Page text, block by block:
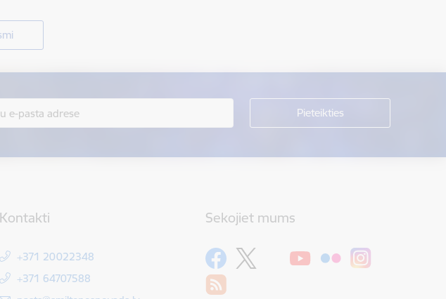
Kontakti
+371 20022348
+371 64707588
Sekojiet mums